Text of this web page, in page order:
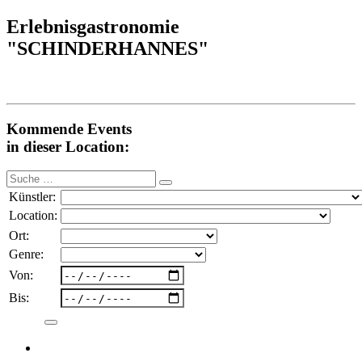
Erlebnisgastronomie
"SCHINDERHANNES"
Kommende Events
in dieser Location:
Suche
nach:
Künstler:
Location:
Ort:
Genre:
Von:
Bis: